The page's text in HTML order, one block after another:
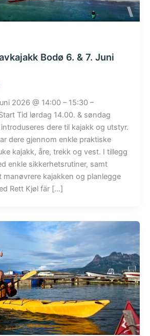
Bodø 6. & 7. Juni
2026 @ 14:00 – 15:30 –
Tid lørdag 14.00. & søndag
dere til kajakk og utstyr.
dere gjennom enkle praktiske
kajakk, åre, trekk og vest. I tillegg
enkle sikkerhetsrutiner, samt
kajakken og planlegge
Rett Kjøl fär […]